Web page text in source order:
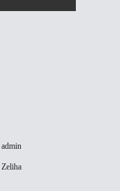
admin
Zeliha